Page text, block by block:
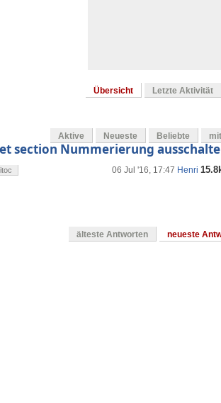
Übersicht Letzte Aktivität
Aktive Neueste Beliebte
section Nummerierung
06 Jul '16, 17:47 Henri
älteste Antworten neueste